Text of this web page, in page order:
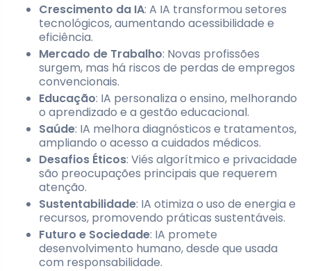
Crescimento da IA: A IA transformou setores
tecnológicos, aumentando acessibilidade e
eficiência.
Mercado de Trabalho: Novas profissões
surgem, mas há riscos de perdas de empregos
convencionais.
Educação: IA personaliza o ensino, melhorando
o aprendizado e a gestão educacional.
Saúde: IA melhora diagnósticos e tratamentos,
ampliando o acesso a cuidados médicos.
Desafios Éticos: Viés algorítmico e privacidade
são preocupações principais que requerem
atenção.
Sustentabilidade: IA otimiza o uso de energia e
recursos, promovendo práticas sustentáveis.
Futuro e Sociedade: IA promete
desenvolvimento humano, desde que usada
com responsabilidade.